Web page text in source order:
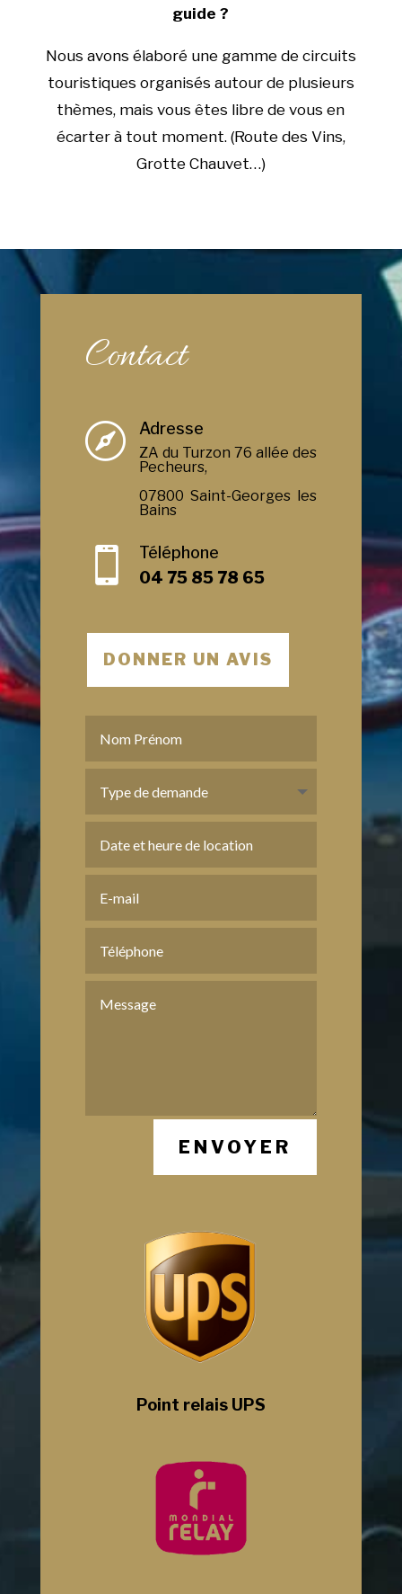
guide ?
Nous avons élaboré une gamme de circuits
touristiques organisés autour de plusieurs
thèmes, mais vous êtes libre de vous en
écarter à tout moment. (Route des Vins,
Grotte Chauvet…)
Contact
 Adresse
ZA du Turzon 76 allée des
Pecheurs,
07800 Saint-Georges les
Bains

Téléphone
04 75 85 78 65
DONNER UN AVIS
ENVOYER
Point relais UPS